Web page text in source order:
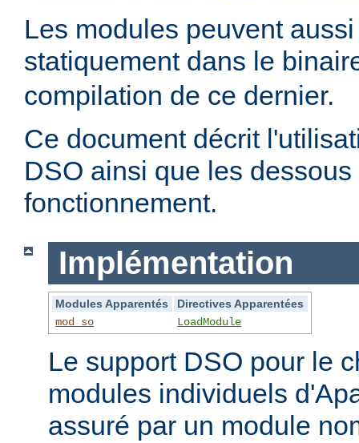
Les modules peuvent
statiquement dans le
compilation de ce dernier.
Ce document décrit
DSO ainsi que les
fonctionnement.
Implémentation
Modules Apparentés
Directives Apparentées
mod_so
LoadModule
Le support DSO pour le
modules individuels
assuré par un module